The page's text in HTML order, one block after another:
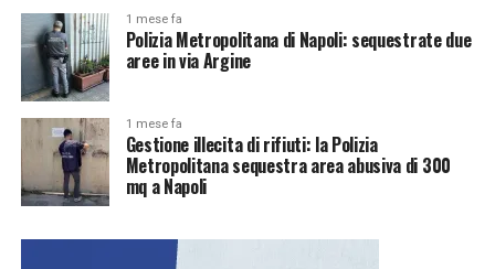
1 mese fa
Polizia Metropolitana di Napoli: sequestrate due
aree in via Argine
1 mese fa
Gestione illecita di rifiuti: la Polizia
Metropolitana sequestra area abusiva di 300
mq a Napoli